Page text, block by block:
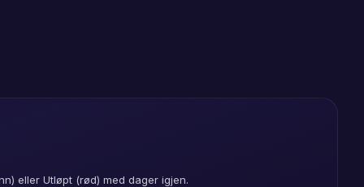
eller Utløpt (rød) med dager igjen.